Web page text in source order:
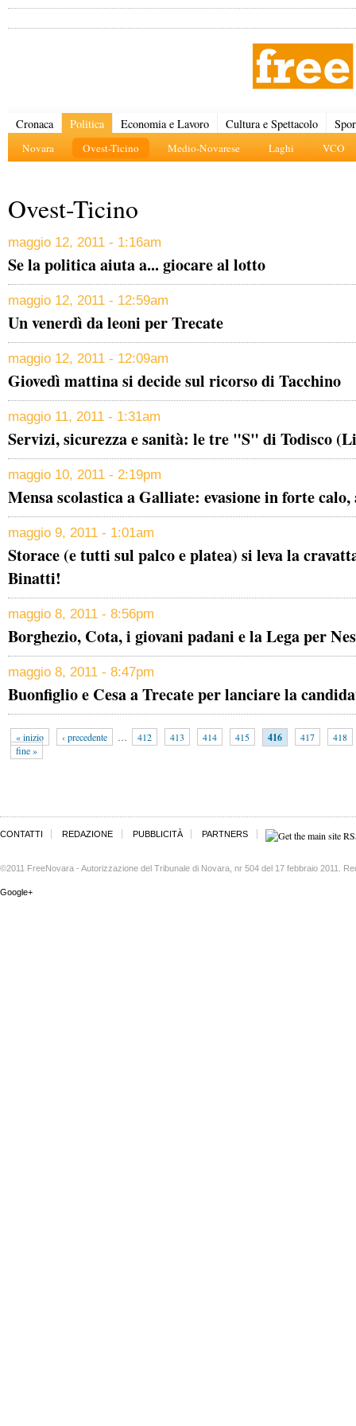
Cronaca Politica
Novara Ovest-Ticino Medio-Novarese Laghi VCO
Economia e Lavoro Cultura e Spettacolo
Ovest-Ticino
maggio 12, 2011 - 1:16am
Se la politica aiuta a... giocare al lotto
maggio 12, 2011 - 12:59am
Un venerdì da leoni per Trecate
maggio 12, 2011 - 12:09am
Giovedì mattina si decide sul ricorso di Tacchino
maggio 11, 2011 - 1:31am
Servizi, sicurezza e sanità: le tre "S" di Todisco
maggio 10, 2011 - 2:19pm
Mensa scolastica a Galliate: evasione in forte
maggio 9, 2011 - 1:01am
Storace (e tutti sul palco e platea) si leva la
Binatti!
maggio 8, 2011 - 8:56pm
Borghezio, Cota, i giovani padani e la Lega per
maggio 8, 2011 - 8:47pm
Buonfiglio e Cesa a Trecate per lanciare la
« inizio ‹ precedente … 412 413 414 415 416 417
418
fine »
CONTATTI REDAZIONE PUBBLICITÀ PARTNERS
©2011 FreeNovara - Autorizzazione del Tribunale di Novara, nr 504 del 17 febbraio 2011.
Google+